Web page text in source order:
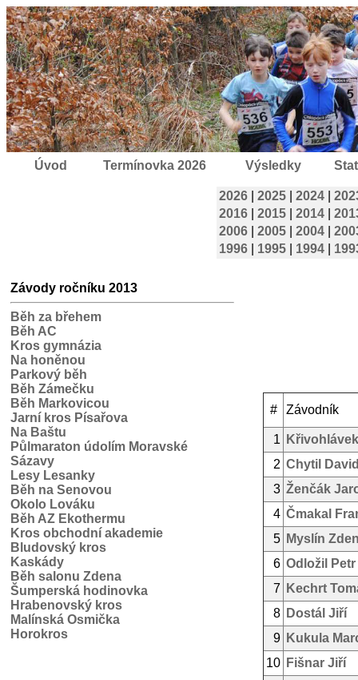
Úvod Termínovka 2026 Výsledky
2026 2025 2024
2016
2015 2014
2006
2005 2004
1996
1995 1994
Závody ročníku 2013
Běh za břehem
Běh AC
Kros gymnázia
Na honěnou
Parkový běh
Běh Zámečku
Běh Markovicou
Jarní kros Písařova
Na Baštu
Půlmaraton údolím Moravské
Sázavy
Lesy Lesanky
Běh na Senovou
Okolo Lováku
Běh AZ Ekothermu
Kros obchodní akademie
Bludovský kros
Kaskády
Běh salonu Zdena
Šumperská hodinovka
Hrabenovský kros
Malínská Osmička
Horokros
# Závodník
1
2 Chytil
3 Ženčák
4 Čmakal
5 Myslín
6 Odložil Petr
7
Kechrt
8 Dostál Jiří
9 Kukula
10 Fišnar Jiří